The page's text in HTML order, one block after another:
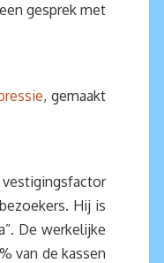
gesprek met
, gemaakt
Hij is
De werkelijke
van de kassen